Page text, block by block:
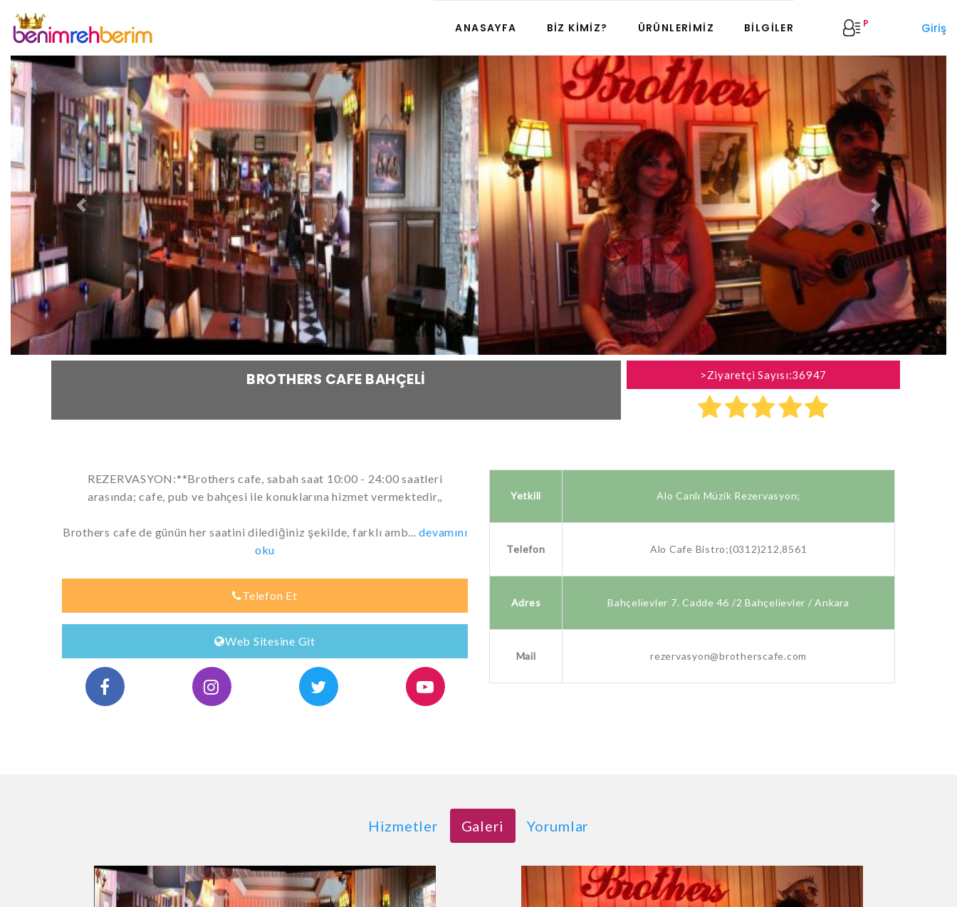
ANASAYFA BIZ KIMIZ? ÜRÜNLERIMIZ BILGILER P Giriş
Previous Next
BROTHERS CAFE BAHÇELI >Ziyaretçi Sayısı:36947
REZERVASYON:**Brothers cafe, sabah saat 10:00 - 24:00 saatleri
arasında; cafe, pub ve bahçesi ile konuklarına hizmet vermektedir,,
Brothers cafe de günün her saatini dilediğiniz şekilde, farklı amb...devamını
oku
Telefon Et
Web Sitesine Git
Yetkili Alo Canlı Müzik Rezervasyon;
Telefon Alo Cafe Bistro;(0312)212,8561
Adres Bahçelievler 7. Cadde 46 /2 Bahçelievler / Ankara
Mail rezervasyon@brotherscafe.com
Hizmetler Galeri Yorumlar